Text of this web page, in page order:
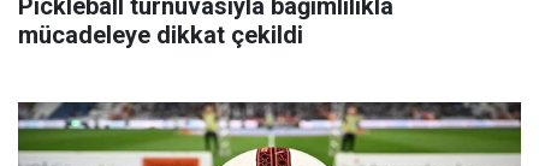
Pickleball turnuvasıyla bağımlılıkla
mücadeleye dikkat çekildi